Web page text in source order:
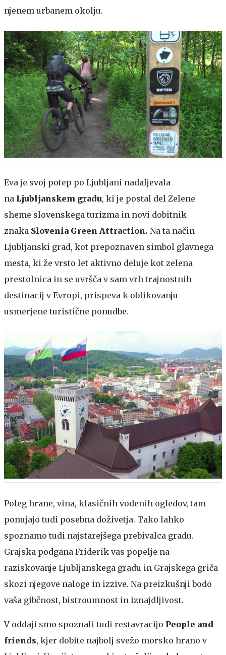
njenem urbanem okolju.
Eva je svoj potep po Ljubljani nadaljevala
na Ljubljanskem gradu, ki je postal del Zelene
sheme slovenskega turizma in novi dobitnik
znaka Slovenia Green Attraction. Na ta način
Ljubljanski grad, kot prepoznaven simbol glavnega
mesta, ki že vrsto let aktivno deluje kot zelena
prestolnica in se uvršča v sam vrh trajnostnih
destinacij v Evropi, prispeva k oblikovanju
usmerjene turistične ponudbe.
Poleg hrane, vina, klasičnih vodenih ogledov, tam
ponujajo tudi posebna doživetja. Tako lahko
spoznamo tudi najstarejšega prebivalca gradu.
Grajska podgana Friderik vas popelje na
raziskovanje Ljubljanskega gradu in Grajskega griča
skozi njegove naloge in izzive. Na preizkušnji bodo
vaša gibčnost, bistroumnost in iznajdljivost.
V oddaji smo spoznali tudi restavracijo People and
friends, kjer dobite najbolj svežo morsko hrano v